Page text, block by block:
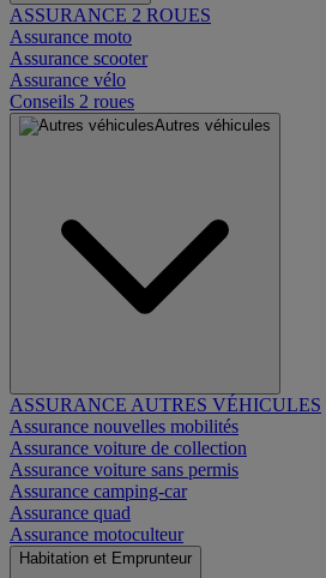
ASSURANCE 2 ROUES
Assurance moto
Assurance scooter
Assurance vélo
Conseils 2 roues
Autres véhicules
ASSURANCE AUTRES VÉHICULES
Assurance nouvelles mobilités
Assurance voiture de collection
Assurance voiture sans permis
Assurance camping-car
Assurance quad
Assurance motoculteur
Habitation et Emprunteur